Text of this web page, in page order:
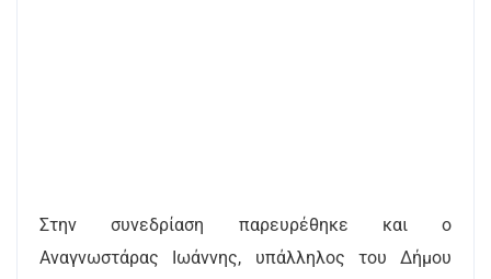
Στην συνεδρίαση παρευρέθηκε και ο
Αναγνωστάρας Ιωάννης, υπάλληλος του Δήμου